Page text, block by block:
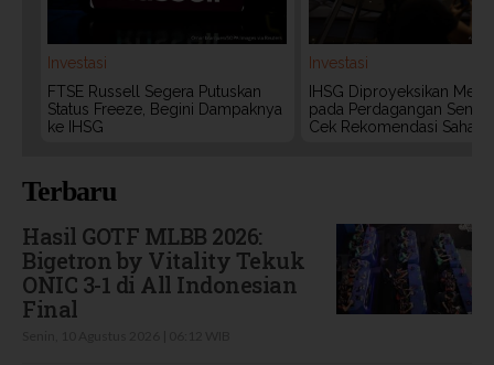
Investasi
FTSE Russell Segera Putuskan
Status Freeze, Begini Dampaknya
ke IHSG
Investasi
IHSG Diproyeksikan
pada Perdagangan Senin
Cek Rekomendasi
Terbaru
Hasil GOTF MLBB 2026:
Bigetron by Vitality Tekuk
ONIC 3-1 di All Indonesian
Final